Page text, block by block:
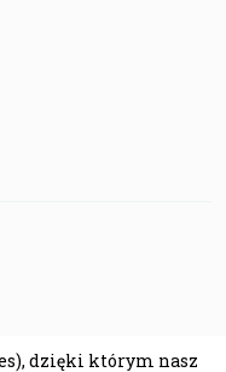
dzięki którym nasz